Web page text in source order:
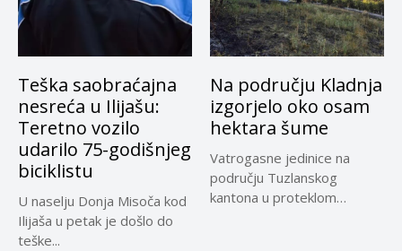
Teška saobraćajna
nesreća u Ilijašu:
Teretno vozilo
udarilo 75-godišnjeg
biciklistu
U naselju Donja Misoča kod
Ilijaša u petak je došlo do
teške...
Na području Kladnja
izgorjelo oko osam
hektara šume
Vatrogasne jedinice na
području Tuzlanskog
kantona u proteklom